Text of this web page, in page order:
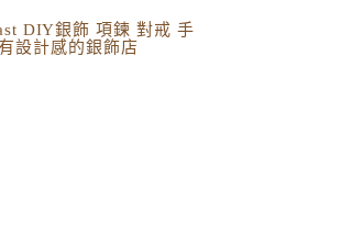
DIY銀飾 項鍊 對戒 手
設計感的銀飾店